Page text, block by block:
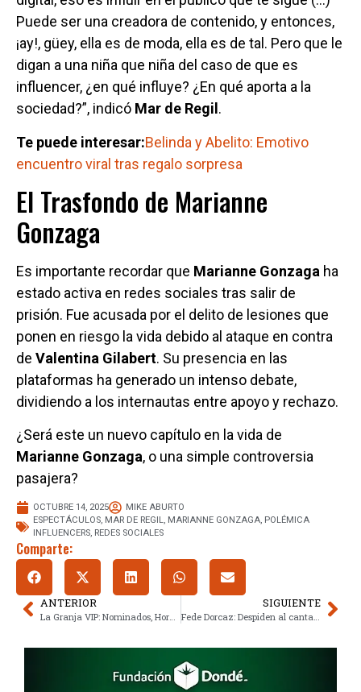
Puede ser una creadora de contenido, y entonces,
¡ay!, güey, ella es de moda, ella es de tal. Pero que le
digan a una niña que niña del caso de que es
influencer, ¿en qué influye? ¿En qué aporta a la
sociedad?”, indicó Mar de Regil .
Te puede interesar:Belinda y Abelito: Emotivo
encuentro viral tras regalo sorpresa
El Trasfondo de Marianne
Gonzaga
Es importante recordar que Marianne Gonzaga ha
estado activa en redes sociales tras salir de
prisión. Fue acusada por el delito de lesiones que
ponen en riesgo la vida debido al ataque en contra
de Valentina Gilabert. Su presencia en las
plataformas ha generado un intenso debate,
dividiendo a los internautas entre apoyo y rechazo.
¿Será este un nuevo capítulo en la vida de
Marianne Gonzaga, o una simple controversia
pasajera?
OCTUBRE 14, 2025
MIKE ABURTO
ESPECTÁCULOS, MAR DE REGIL, MARIANNE GONZAGA, POLÉMICA
INFLUENCERS, REDES SOCIALES
Comparte:
ANTERIOR SIGUIENTE